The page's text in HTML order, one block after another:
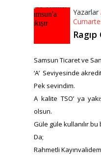
Yazarlar
Ragıp
Samsun Ticaret ve
‘A’ Seviyesinde
Pek sevindim.
A kalite TSO’ ya
olsun.
Güle güle kullanılır
Da;
Rahmetli